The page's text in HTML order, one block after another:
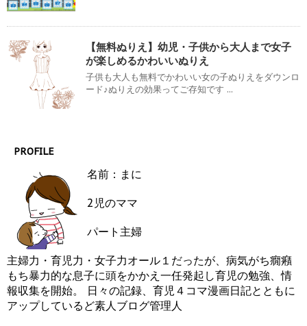
【無料ぬりえ】幼児・子供から大人まで女子
が楽しめるかわいいぬりえ
子供も大人も無料でかわいい女の子ぬりえをダウンロ
ード♪ぬりえの効果ってご存知です ...
PROFILE
名前：まに
2児のママ
パート主婦
主婦力・育児力・女子力オール１だったが、病気がち癇癪
もち暴力的な息子に頭をかかえ一任発起し育児の勉強、情
報収集を開始。 日々の記録、育児４コマ漫画日記とともに
アップしているど素人ブログ管理人